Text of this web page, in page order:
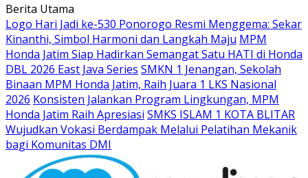
Langsung
ke
konten
Berita Utama
Logo Hari Jadi ke-530 Ponorogo Resmi Menggema: Sekar
Kinanthi, Simbol Harmoni dan Langkah Maju MPM
Honda Jatim Siap Hadirkan Semangat Satu HATI di Honda
DBL 2026 East Java Series SMKN 1 Jenangan, Sekolah
Binaan MPM Honda Jatim, Raih Juara 1 LKS Nasional
2026 Konsisten Jalankan Program Lingkungan, MPM
Honda Jatim Raih Apresiasi SMKS ISLAM 1 KOTA BLITAR
Wujudkan Vokasi Berdampak Melalui Pelatihan Mekanik
bagi Komunitas DMI